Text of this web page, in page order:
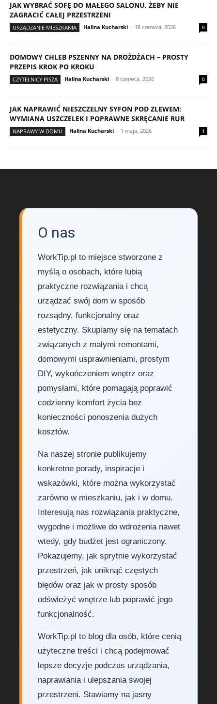
JAK WYBRAĆ SOFĘ DO MAŁEGO SALONU, ŻEBY NIE
ZAGRACIĆ CAŁEJ PRZESTRZENI
URZĄDZANIE MIESZKANIA Halina Kucharski - 18 czerwca, 2026 0
DOMOWY CHLEB PSZENNY NA DROŻDŻACH – PROSTY
PRZEPIS KROK PO KROKU
CZYTELNICY PISZĄ Halina Kucharski - 8 czerwca, 2026 0
JAK NAPRAWIĆ NIESZCZELNY SYFON POD ZLEWEM:
WYMIANA USZCZELEK I POPRAWNE SKRĘCANIE RUR
NAPRAWY W DOMU Halina Kucharski - 1 maja, 2026 1
O nas
WorkTip.pl to miejsce stworzone z
myślą o osobach, które lubią
praktyczne rozwiązania i chcą
urządzać swój dom w sposób
rozsądny, funkcjonalny oraz
estetyczny. Skupiamy się na tematach
związanych z małymi remontami,
domowymi usprawnieniami, prostym
DIY, wykończeniem wnętrz oraz
pomysłami, które pomagają poprawić
codzienny komfort życia bez
konieczności ponoszenia dużych
kosztów.
Na naszej stronie publikujemy
konkretne porady, inspiracje i
wskazówki, które można wykorzystać
zarówno w mieszkaniu, jak i w domu.
Interesują nas rozwiązania praktyczne,
wygodne i możliwe do wdrożenia nawet
wtedy, gdy budżet jest ograniczony.
Pokazujemy, jak sprytnie wykorzystać
przestrzeń, jak uniknąć częstych
błędów oraz jak w prosty sposób
odświeżyć wnętrze lub poprawić jego
funkcjonalność.
WorkTip.pl to blog dla osób, które cenią
użyteczne treści i chcą podejmować
lepsze decyzje podczas urządzania,
naprawiania i ulepszania swojej
przestrzeni. Stawiamy na jasny